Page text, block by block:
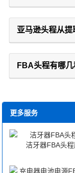
亚马逊头程从提
FBA头程有哪
更多服务
洁牙器FBA头